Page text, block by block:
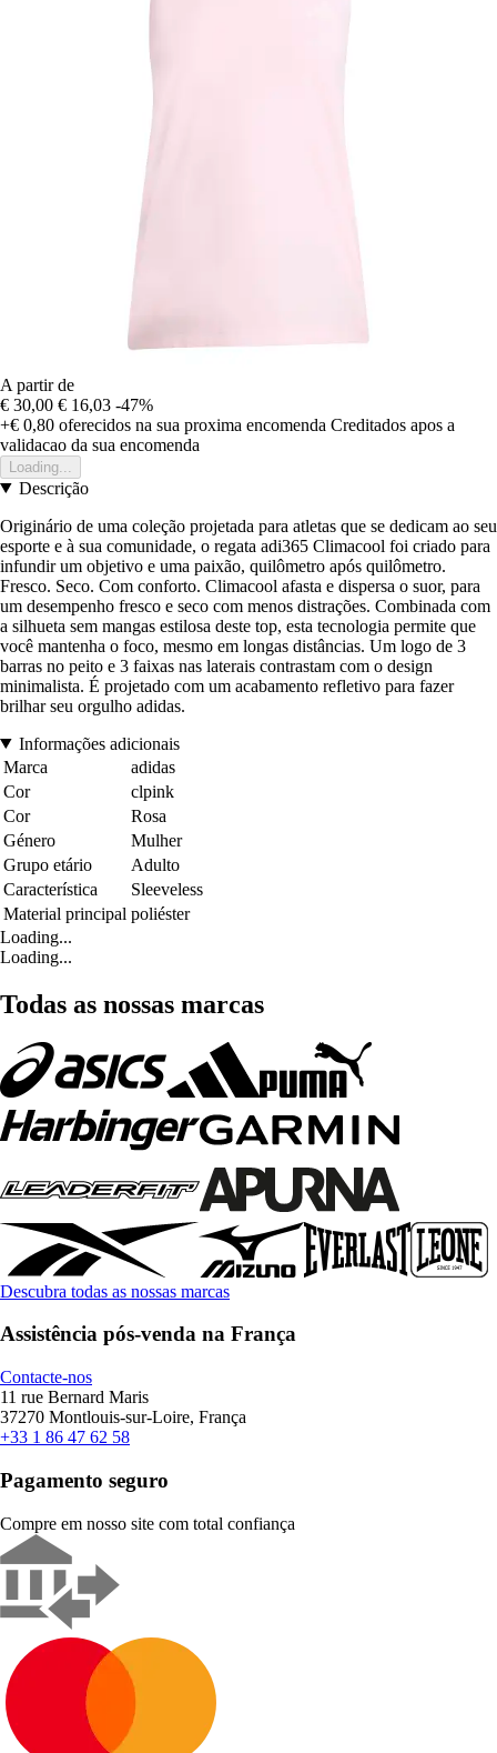
A partir de
€ 30,00 € 16,03 -47%
+€ 0,80 oferecidos na sua proxima encomenda Creditados apos a
validacao da sua encomenda
Loading...
Descrição
Originário de uma coleção projetada para atletas que se dedicam ao seu
esporte e à sua comunidade, o regata adi365 Climacool foi criado para
infundir um objetivo e uma paixão, quilômetro após quilômetro.
Fresco. Seco. Com conforto. Climacool afasta e dispersa o suor, para
um desempenho fresco e seco com menos distrações. Combinada com
a silhueta sem mangas estilosa deste top, esta tecnologia permite que
você mantenha o foco, mesmo em longas distâncias. Um logo de 3
barras no peito e 3 faixas nas laterais contrastam com o design
minimalista. É projetado com um acabamento refletivo para fazer
brilhar seu orgulho adidas.
Informações adicionais
Marca
adidas
Cor
clpink
Cor
Rosa
Género
Mulher
Grupo etário
Adulto
Característica
Sleeveless
Material principal poliéster
Loading...
Loading...
Todas as nossas marcas
Descubra todas as nossas marcas
Assistência pós-venda na França
Contacte-nos
11 rue Bernard Maris
37270 Montlouis-sur-Loire, França
+33 1 86 47 62 58
Pagamento seguro
Compre em nosso site com total confiança